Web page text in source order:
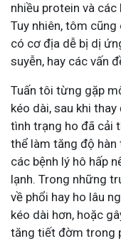
nhiều protein và
Tuy nhiên, tôm
có cơ địa dễ bị dị
suyễn, hay các vấn
Tuấn tôi từng gặp
kéo dài, sau khi
tình trạng ho đã cải
thể làm tăng độ
các bệnh lý hô hấp
lạnh. Trong những
về phổi hay ho lâu
kéo dài hơn, hoặc
tăng tiết đờm trong